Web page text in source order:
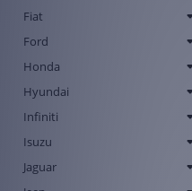
Fiat
Ford
Honda
Hyundai
Infiniti
Isuzu
Jaguar